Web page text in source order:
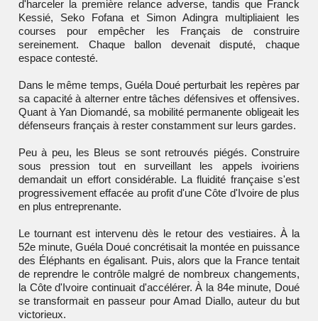
d'harceler la première relance adverse, tandis que Franck
Kessié, Seko Fofana et Simon Adingra multipliaient les
courses pour empêcher les Français de construire
sereinement. Chaque ballon devenait disputé, chaque
espace contesté.
Dans le même temps, Guéla Doué perturbait les repères par
sa capacité à alterner entre tâches défensives et offensives.
Quant à Yan Diomandé, sa mobilité permanente obligeait les
défenseurs français à rester constamment sur leurs gardes.
Peu à peu, les Bleus se sont retrouvés piégés. Construire
sous pression tout en surveillant les appels ivoiriens
demandait un effort considérable. La fluidité française s'est
progressivement effacée au profit d'une Côte d'Ivoire de plus
en plus entreprenante.
Le tournant est intervenu dès le retour des vestiaires. À la
52e minute, Guéla Doué concrétisait la montée en puissance
des Éléphants en égalisant. Puis, alors que la France tentait
de reprendre le contrôle malgré de nombreux changements,
la Côte d'Ivoire continuait d'accélérer. À la 84e minute, Doué
se transformait en passeur pour Amad Diallo, auteur du but
victorieux.